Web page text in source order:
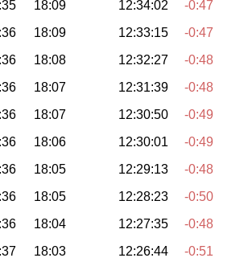
18:09 12:34:02
-0:47
18:09 12:33:15
-0:47
18:08 12:32:27
-0:48
18:07 12:31:39
-0:48
18:07 12:30:50
-0:49
18:06 12:30:01
-0:49
18:05 12:29:13
-0:48
18:05 12:28:23
-0:50
18:04 12:27:35
-0:48
18:03 12:26:44 -0:51